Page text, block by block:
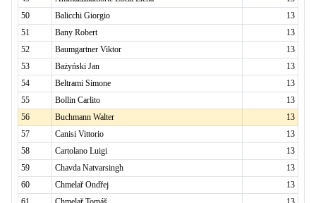
50
Balicchi Giorgio
13
51
Bany Robert
13
52
Baumgartner Viktor
13
53
Bażyński Jan
13
54
Beltrami Simone
13
55
Bollin Carlito
13
56
Buchmann Walter
13
57
Canisi Vittorio
13
58
Cartolano Luigi
13
59
Chavda Natvarsingh
13
60
Chmelař Ondřej
13